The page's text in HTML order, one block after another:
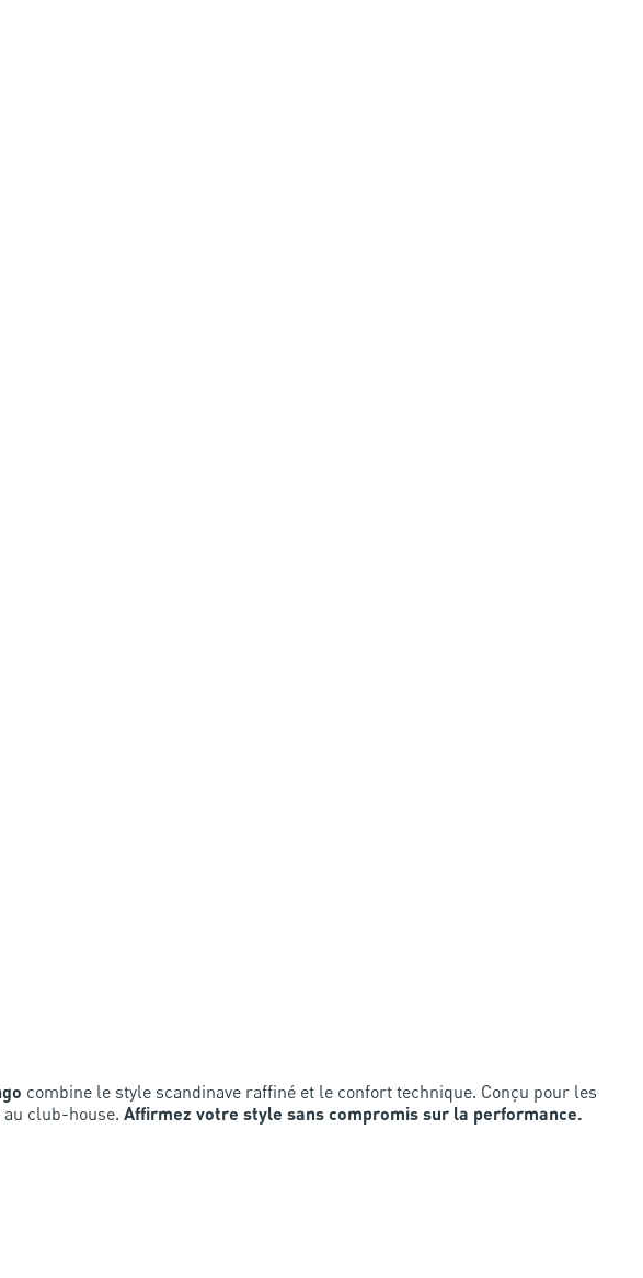
combine le style scandinave raffiné et le confort technique. Conçu pour les
club-house. Affirmez votre style sans compromis sur la performance.